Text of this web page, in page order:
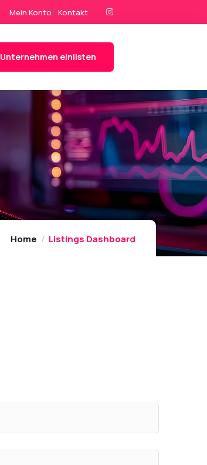
Mein Konto Kontakt
Unternehmen einlisten
Home Listings Dashboard